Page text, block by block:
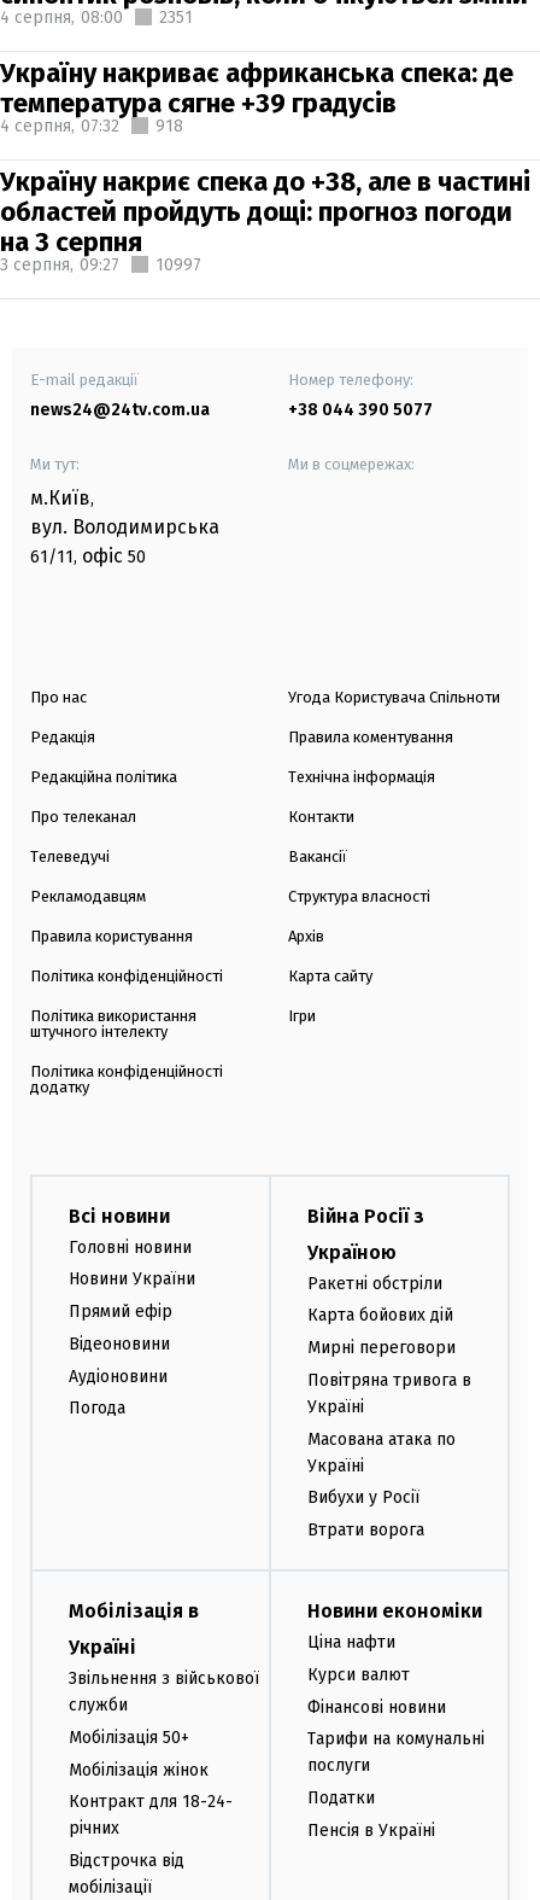
4 серпня, 08:00 2351
Україну накриває африканська спека: де
температура сягне +39 градусів
4 серпня, 07:32 918
Україну накриє спека до +38, але в частині
областей пройдуть дощі: прогноз погоди
на 3 серпня
3 серпня, 09:27 10997
E-mail редакції
news24@24tv.com.ua
Номер телефону:
+38 044 390 5077
Ми тут:
м.Київ,
вул. Володимирська
61/11, офіс 50
Ми в соцмережах:
Про нас
Редакція
Редакційна політика
Про телеканал
Телеведучі
Рекламодавцям
Правила користування
Політика конфіденційності
Політика використання
штучного інтелекту
Політика конфіденційності
додатку
Угода Користувача Спільноти
Правила коментування
Технічна інформація
Контакти
Вакансії
Структура власності
Архів
Карта сайту
Ігри
Всі новини
Головні новини
Новини України
Прямий ефір
Відеоновини
Аудіоновини
Погода
Війна Росії з
Україною
Ракетні обстріли
Карта бойових дій
Мирні переговори
Повітряна тривога в
Україні
Масована атака по
Україні
Вибухи у Росії
Втрати ворога
Мобілізація в
Україні
Звільнення з військової
служби
Мобілізація 50+
Мобілізація жінок
Контракт для 18-24-
річних
Відстрочка від
мобілізації
Новини економіки
Ціна нафти
Курси валют
Фінансові новини
Тарифи на комунальні
послуги
Податки
Пенсія в Україні